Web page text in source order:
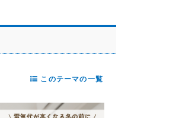
このテーマの一覧